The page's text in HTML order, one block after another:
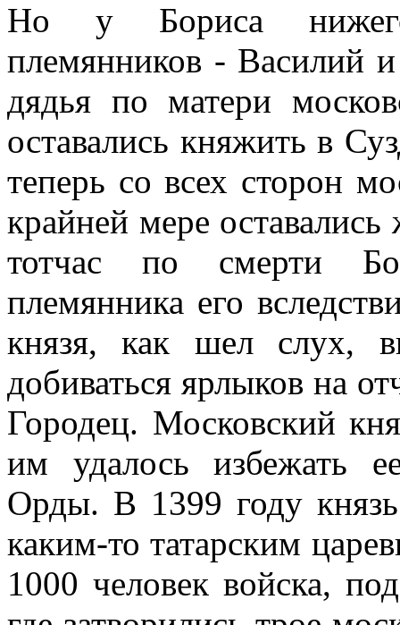
Но у Бориса
племянников - Василий
дядья по матери
оставались княжить в
теперь со всех сторон
крайней мере
тотчас по смерти
племянника его
князя, как шел слух,
добиваться ярлыков на
Городец. Московский
им удалось избежать
Орды. В 1399 году
каким-то татарским
1000 человек войска,